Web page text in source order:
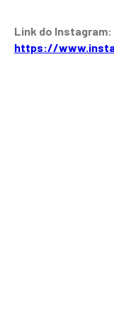
Link do Instagram:
https://